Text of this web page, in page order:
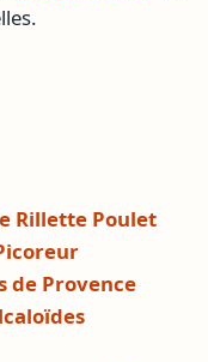
Rillette Poulet
de Provence